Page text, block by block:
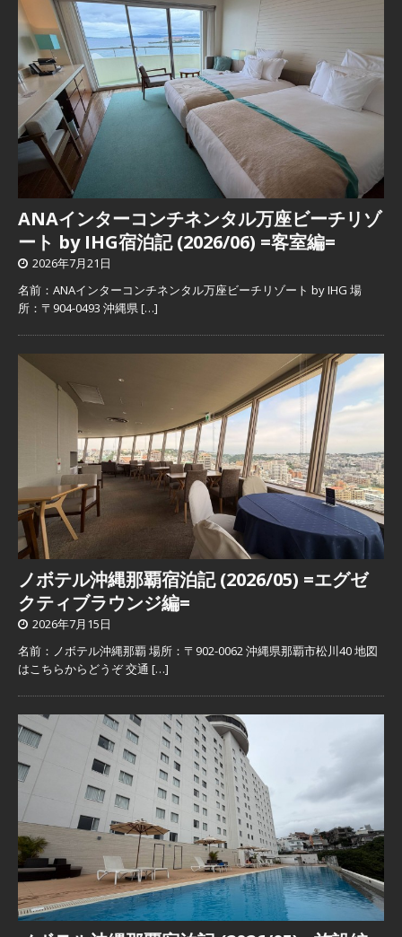
ANAインターコンチネンタル万座ビーチリゾ
ート by IHG宿泊記 (2026/06) =客室編=
2026年7月21日
名前：ANAインターコンチネンタル万座ビーチリゾート by IHG 場
所：〒904-0493 沖縄県[…]
ノボテル沖縄那覇宿泊記 (2026/05) =エグゼ
クティブラウンジ編=
2026年7月15日
名前：ノボテル沖縄那覇 場所：〒902-0062 沖縄県那覇市松川40 地図
はこちらからどうぞ 交通 […]